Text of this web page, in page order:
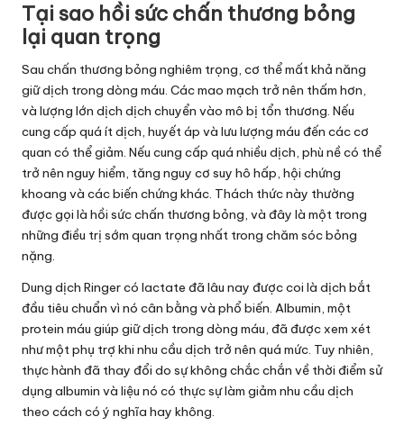
Tại sao hồi sức chấn thương bỏng
lại quan trọng
Sau chấn thương bỏng nghiêm trọng, cơ thể mất khả năng
giữ dịch trong dòng máu. Các mao mạch trở nên thấm hơn,
và lượng lớn dịch dịch chuyển vào mô bị tổn thương. Nếu
cung cấp quá ít dịch, huyết áp và lưu lượng máu đến các cơ
quan có thể giảm. Nếu cung cấp quá nhiều dịch, phù nề có thể
trở nên nguy hiểm, tăng nguy cơ suy hô hấp, hội chứng
khoang và các biến chứng khác. Thách thức này thường
được gọi là hồi sức chấn thương bỏng, và đây là một trong
những điều trị sớm quan trọng nhất trong chăm sóc bỏng
nặng.
Dung dịch Ringer có lactate đã lâu nay được coi là dịch bắt
đầu tiêu chuẩn vì nó cân bằng và phổ biến. Albumin, một
protein máu giúp giữ dịch trong dòng máu, đã được xem xét
như một phụ trợ khi nhu cầu dịch trở nên quá mức. Tuy nhiên,
thực hành đã thay đổi do sự không chắc chắn về thời điểm sử
dụng albumin và liệu nó có thực sự làm giảm nhu cầu dịch
theo cách có ý nghĩa hay không.